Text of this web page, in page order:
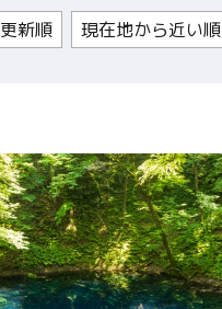
更新順 現在地から近い順